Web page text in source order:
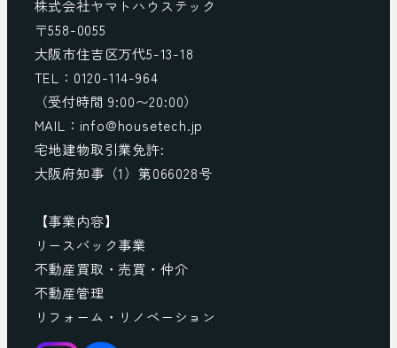
株式会社ヤマトハウステック
〒558-0055
大阪市住吉区万代5-13-18
TEL：0120-114-964
（受付時間 9:00〜20:00）
MAIL：info@housetech.jp
宅地建物取引業免許:
大阪府知事（1）第066028号
【事業内容】
リースバック事業
不動産買取・売買・仲介
不動産管理
リフォーム・リノベーション